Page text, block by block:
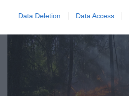
Data Deletion Data Access